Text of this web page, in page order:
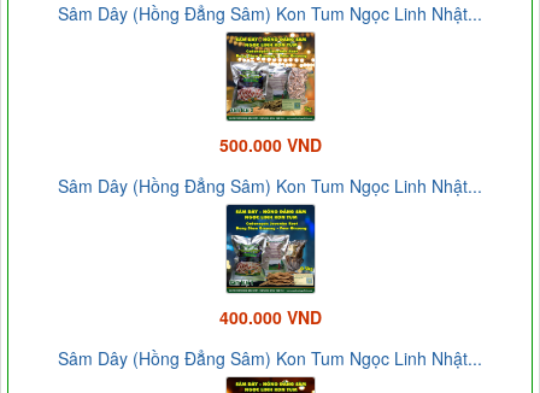
Sâm Dây (Hồng Đẳng Sâm) Kon Tum Ngọc Linh Nhật...
500.000 VND
Sâm Dây (Hồng Đẳng Sâm) Kon Tum Ngọc Linh Nhật...
400.000 VND
Sâm Dây (Hồng Đẳng Sâm) Kon Tum Ngọc Linh Nhật...